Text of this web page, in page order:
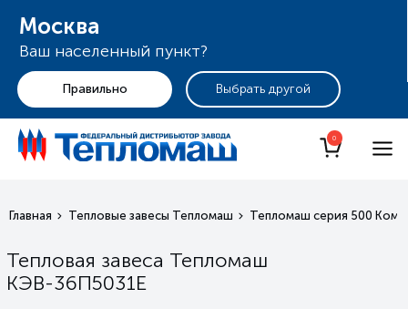
Москва
Ваш населенный пункт?
+7 (495) 255-19-29
0
Главная Тепловые завесы Тепломаш Тепломаш серия 500
Тепловая завеса Тепломаш
КЭВ-36П5031Е